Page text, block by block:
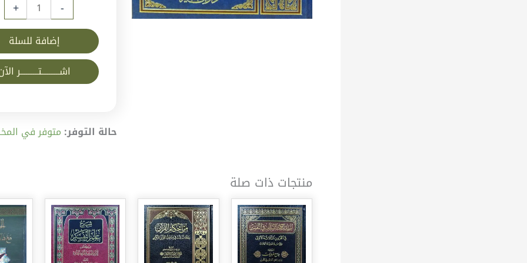
حالة التوفر: متوفر في
-
+
إضافة للسلة
اشــــــــــتــــــــــر
منتجات ذات صلة